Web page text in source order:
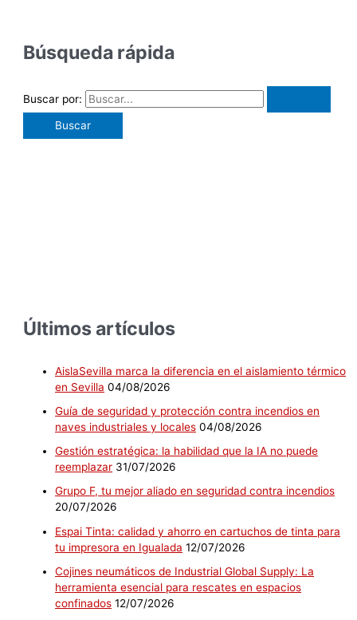
Búsqueda rápida
Buscar por:
Últimos artículos
AislaSevilla marca la diferencia en el aislamiento térmico
en Sevilla 04/08/2026
Guía de seguridad y protección contra incendios en
naves industriales y locales 04/08/2026
Gestión estratégica: la habilidad que la IA no puede
reemplazar 31/07/2026
Grupo F, tu mejor aliado en seguridad contra incendios
20/07/2026
Espai Tinta: calidad y ahorro en cartuchos de tinta para
tu impresora en Igualada 12/07/2026
Cojines neumáticos de Industrial Global Supply: La
herramienta esencial para rescates en espacios
confinados 12/07/2026